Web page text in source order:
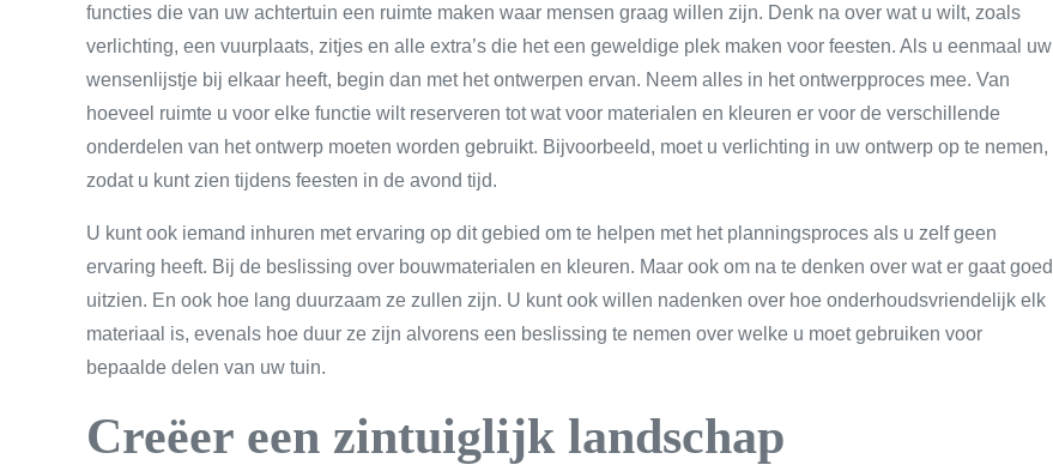
functies die van uw achtertuin een ruimte maken waar mensen graag willen zijn. Denk na over wat u wilt, zoals
verlichting, een vuurplaats, zitjes en alle extra’s die het een geweldige plek maken voor feesten. Als u eenmaal uw
wensenlijstje bij elkaar heeft, begin dan met het ontwerpen ervan. Neem alles in het ontwerpproces mee. Van
hoeveel ruimte u voor elke functie wilt reserveren tot wat voor materialen en kleuren er voor de verschillende
onderdelen van het ontwerp moeten worden gebruikt. Bijvoorbeeld, moet u verlichting in uw ontwerp op te nemen,
zodat u kunt zien tijdens feesten in de avond tijd.
U kunt ook iemand inhuren met ervaring op dit gebied om te helpen met het planningsproces als u zelf geen
ervaring heeft. Bij de beslissing over bouwmaterialen en kleuren. Maar ook om na te denken over wat er gaat goed
uitzien. En ook hoe lang duurzaam ze zullen zijn. U kunt ook willen nadenken over hoe onderhoudsvriendelijk elk
materiaal is, evenals hoe duur ze zijn alvorens een beslissing te nemen over welke u moet gebruiken voor
bepaalde delen van uw tuin.
Creëer een zintuiglijk landschap